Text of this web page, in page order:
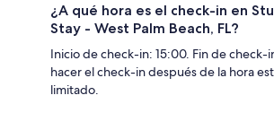
¿A qué hora es el check-in en
Stay - West Palm Beach, FL?
Inicio de check-in: 15:00. Fin de check-
hacer el check-in después de la hora
limitado.